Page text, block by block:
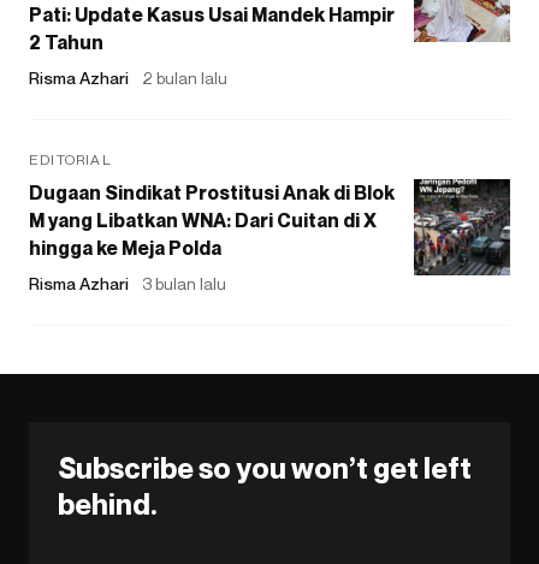
Pati: Update Kasus Usai Mandek Hampir
2 Tahun
Risma Azhari 2 bulan lalu
EDITORIAL
Dugaan Sindikat Prostitusi Anak di Blok
M yang Libatkan WNA: Dari Cuitan di X
hingga ke Meja Polda
Risma Azhari 3 bulan lalu
Subscribe so you won’t get left
behind.